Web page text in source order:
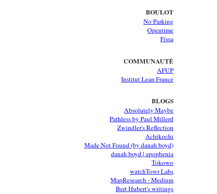
BOULOT
No Parking
Opentime
Fissa
COMMUNAUTÉ
AFUP
Institut Lean France
BLOGS
Absolutely Maybe
Pathless by Paul Millerd
Zwindler's Reflection
Achikochi
Made Not Found (by danah boyd)
danah boyd | apophenia
Tokowo
watchTowr Labs
MapResearch - Medium
Bert Hubert's writings